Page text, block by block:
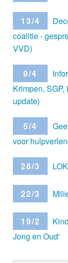
13/4
coalitie -
VVD)
9/4
Krimpen,
update)
5/4
voor
28/3
22/3
19/2
Jong en Oud'